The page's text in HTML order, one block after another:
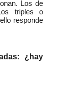
Los de
triples o
responde
¿hay